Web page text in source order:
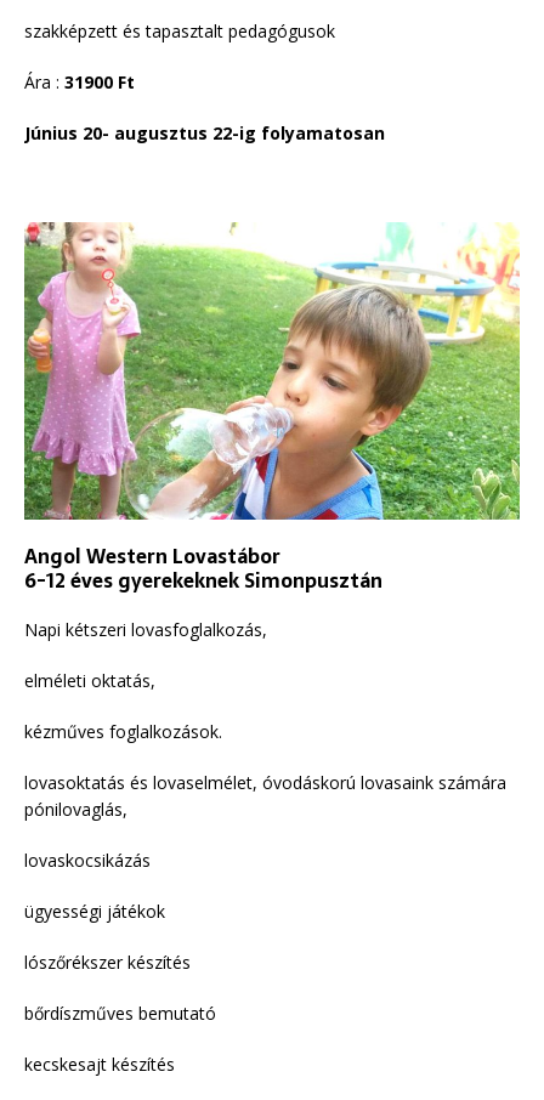
szakképzett és tapasztalt pedagógusok
Ára : 31900 Ft
Június 20- augusztus 22-ig folyamatosan
Angol Western Lovastábor
6-12 éves gyerekeknek Simonpusztán
Napi kétszeri lovasfoglalkozás,
elméleti oktatás,
kézműves foglalkozások.
lovasoktatás és lovaselmélet, óvodáskorú lovasaink számára
pónilovaglás,
lovaskocsikázás
ügyességi játékok
lószőrékszer készítés
bőrdíszműves bemutató
kecskesajt készítés